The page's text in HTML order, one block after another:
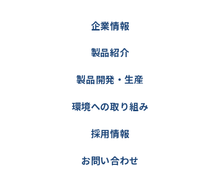
企業情報
製品紹介
製品開発・生産
環境への取り組み
採用情報
お問い合わせ